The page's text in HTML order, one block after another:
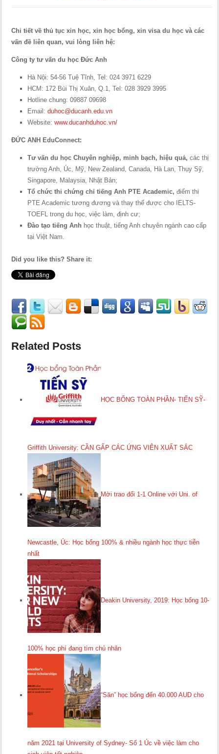
Chi tiết về thủ tục xin học, xin học bổng, xin visa du học và các
vấn đề liên quan, vui lòng liên hệ:
Công ty tư vấn du học Đức Anh
Hà Nội: 54-56 Tuệ Tĩnh, Tel: 024 3971 6229
HCM: 172 Bùi Thị Xuân, Q.1, Tel: 028 3929 3995
Hotline chung: 09887 09698
Email:duhoc@ducanh.edu.vn
Website:www.ducanhduhoc.vn/
ĐỨC ANH EduConnect:
Tư vấn du học Chuyên nghiệp, minh bạch, hiệu quả,các thị
trường Anh, Úc, Mỹ, New Zealand, Canada, Hà Lan, Thụy Sỹ,
Singapore, Malaysia, Nhật Bản;
Tổ chức thi chứng chỉ tiếng Anh PTE Academic,điểm thi
PTE Academic tương đương và thay thế được cho IELTS-
TOEFL trong du học, việc làm, định cư;
Đào tạo tiếng Anh học thuật, tiếng Anh chuyên ngành cao cấp
tại Việt Nam.
Did you like this? Share it:
Related Posts
HỌC BỔNG TOÀN PHẦN- TIẾN SỸ-
Griffith University: CẦN GẤP CÁC ỨNG VIÊN XUẤT SẮC
Mời trao đổi 1-1 Online với Uni. of
Newcastle, Úc: Học bổng 100% & nhiều ngành học thực tiễn
nhất
Deakin University, 2019: Học bổng 10-
100% học phí đang tìm chủ nhân
“Săn” học bổng đến 40.000 AUD cho
năm 2021 tại University of Sydney- Số 1 Úc về việc làm cho